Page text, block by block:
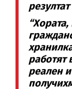
работят
реален